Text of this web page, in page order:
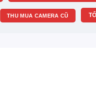
THU MUA CAMERA CŨ